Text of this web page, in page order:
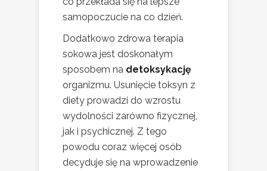
samopoczucie na co dzień.
Dodatkowo zdrowa terapia
sokowa jest doskonałym
sposobem na detoksykację
organizmu. Usunięcie toksyn z
diety prowadzi do wzrostu
wydolności zarówno fizycznej,
jak i psychicznej. Z tego
powodu coraz więcej osób
decyduje się na wprowadzenie